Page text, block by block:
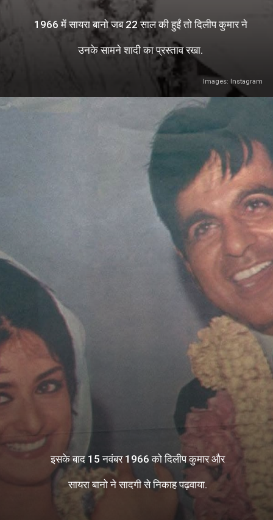
Image Credit: Instagram/
Images: Instagram
1966 में सायरा बानो जब 22 साल की हुईं तो दिलीप कुमार ने
उनके सामने शादी का प्रस्ताव रखा.
इसके बाद 15 नवंबर 1966 को दिलीप कुमार और
सायरा बानो ने सादगी से निकाह पढ़वाया.